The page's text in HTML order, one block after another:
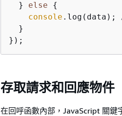
  }
else
{
console .log(data);
  }
});
存取請求和回應物件
在回呼函數內部，JavaScript 關鍵